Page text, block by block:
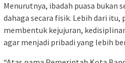
​Menurutnya, ibadah puasa bukan
dahaga secara fisik. Lebih dari itu,
membentuk kejujuran,
agar menjadi pribadi yang lebih